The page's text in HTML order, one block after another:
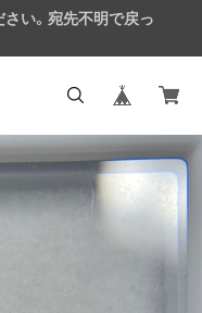
い。宛先不明で戻っ